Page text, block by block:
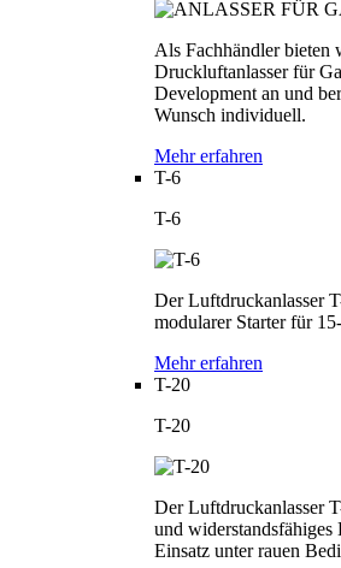
Als Fachhändler bieten
Druckluftanlasser für
Development an und
Wunsch individuell.
Mehr erfahren
T-6
T-6
Der Luftdruckanlasser
modularer Starter für
Mehr erfahren
T-20
T-20
Der Luftdruckanlasser
und
Einsatz unter rauen